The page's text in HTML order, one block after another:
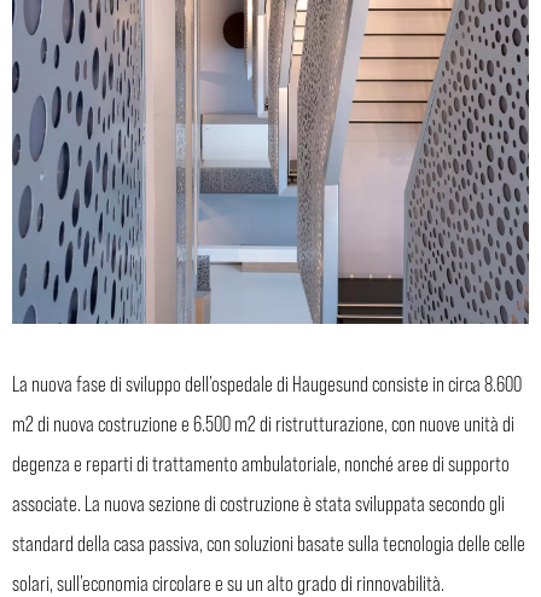
La nuova fase di sviluppo dell’ospedale di Haugesund consiste in circa 8.600
m2 di nuova costruzione e 6.500 m2 di ristrutturazione, con nuove unità di
degenza e reparti di trattamento ambulatoriale, nonché aree di supporto
associate. La nuova sezione di costruzione è stata sviluppata secondo gli
standard della casa passiva, con soluzioni basate sulla tecnologia delle celle
solari, sull’economia circolare e su un alto grado di rinnovabilità.